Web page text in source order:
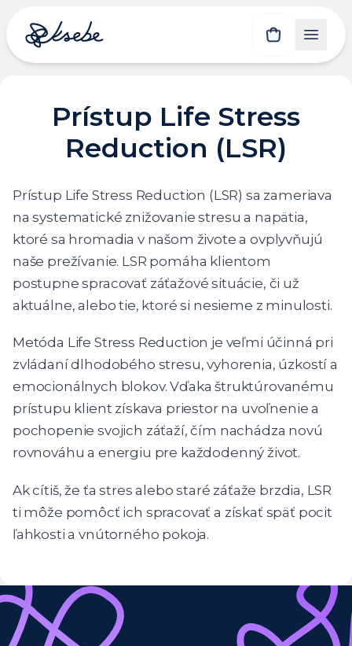
Prístup Life Stress
Reduction (LSR)
Prístup Life Stress Reduction (LSR) sa zameriava
na systematické znižovanie stresu a napätia,
ktoré sa hromadia v našom živote a ovplyvňujú
naše prežívanie. LSR pomáha klientom
postupne spracovať záťažové situácie, či už
aktuálne, alebo tie, ktoré si nesieme z minulosti.
Metóda Life Stress Reduction je veľmi účinná pri
zvládaní dlhodobého stresu, vyhorenia, úzkostí a
emocionálnych blokov. Vďaka štruktúrovanému
prístupu klient získava priestor na uvoľnenie a
pochopenie svojich záťaží, čím nachádza novú
rovnováhu a energiu pre každodenný život.
Ak cítiš, že ťa stres alebo staré záťaže brzdia, LSR
ti môže pomôcť ich spracovať a získať späť pocit
ľahkosti a vnútorného pokoja.